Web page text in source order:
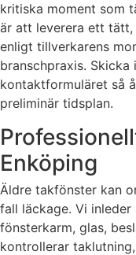
kritiska moment som
är att leverera ett
enligt tillverkarens
branschpraxis.
kontaktformuläret så
preliminär tidsplan.
Enköping
Äldre takfönster kan
fall läckage. Vi
fönsterkarm, glas,
kontrollerar